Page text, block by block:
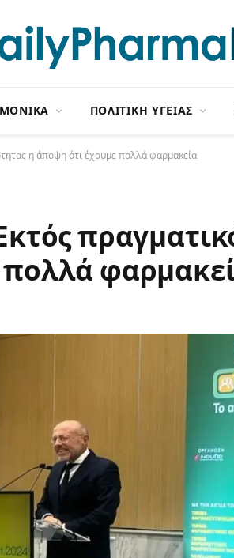
ΠΟΛΙΤΙΚΗ ΥΓΕΙΑΣ
η άποψη ότι έχουμε πολλά φαρμακεία